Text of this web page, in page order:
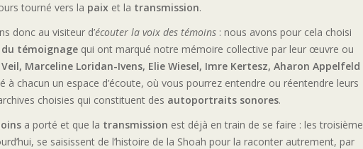
tourné vers la paixet la transmission.
donc au visiteur d’écouter la voix des témoins : nous avons pour cela choisi
témoignagequi ont marqué notre mémoire collective par leur œuvre ou
Marceline Loridan-Ivens, Elie Wiesel, Imre Kertesz, Aharon Appelfeld
à chacun un espace d’écoute, où vous pourrez entendre ou réentendre leurs
choisies qui constituent des autoportraits sonores.
a porté et que la transmission est déjà en train de se faire : les troisième
se saisissent de l’histoire de la Shoah pour la raconter autrement, par